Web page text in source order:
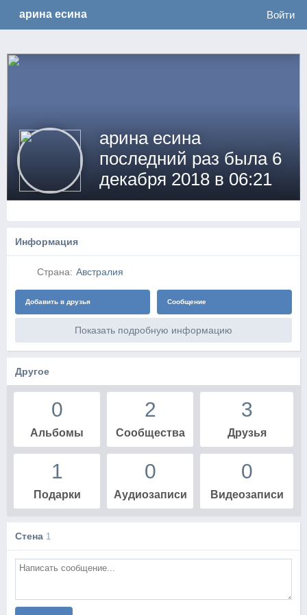
Войти
арина есина
арина есина
последний раз была 6
декабря 2018 в 06:21
Информация
Страна: Австралия
Добавить в друзья Сообщение
Показать подробную информацию
Другое
0
Альбомы
2
Сообщества
3
Друзья
1
Подарки
0
Аудиозаписи
0
Видеозаписи
Стена 1